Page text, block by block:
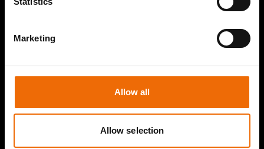
Marketing
Allow all
Allow selection